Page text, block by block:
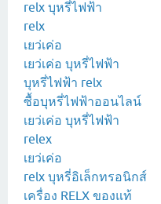
relx บุหรี่ไฟฟ้า
relx
เยว่เค่อ
เยว่เค่อ บุหรี่ไฟฟ้า
บุหรี่ไฟฟ้า relx
ซื้อบุหรี่ไฟฟ้าออนไลน์
เยว่เค่อ บุหรี่ไฟฟ้า
relex
เยว่เค่อ
relx บุหรี่อิเล็กทรอนิกส์
เครื่อง RELX ของแท้